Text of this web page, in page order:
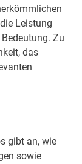
Leistung
Zu
das
gibt an, wie
sowie